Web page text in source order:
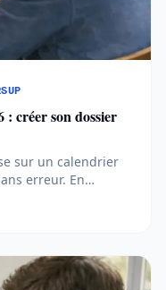
créer son dossier
sur un calendrier
erreur. En
votre dossier,
les oublis